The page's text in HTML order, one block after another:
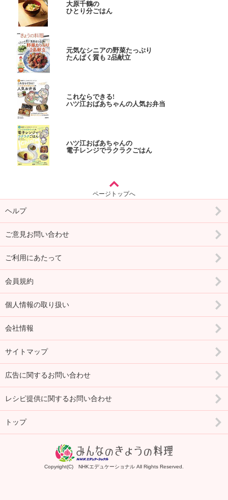
大原千鶴の
ひとり分ごはん
元気なシニアの野菜たっぷり
たんぱく質も 2品献立
これならできる!
ハツ江おばあちゃんの人気お弁当
ハツ江おばあちゃんの
電子レンジでラクラクごはん
ページトップへ
ヘルプ
ご意見お問い合わせ
ご利用にあたって
会員規約
個人情報の取り扱い
会社情報
サイトマップ
広告に関するお問い合わせ
レシピ提供に関するお問い合わせ
トップ
Copyright(C) NHKエデュケーショナル All Rights Reserved.